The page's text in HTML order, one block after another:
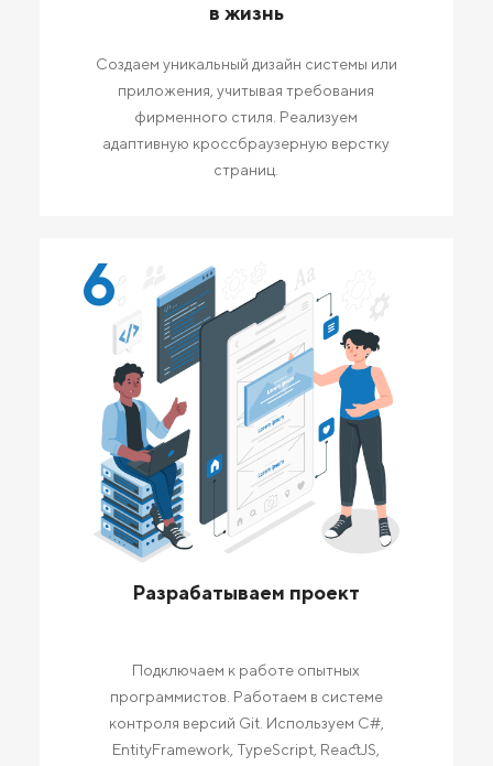
в жизнь
Создаем уникальный дизайн системы или
приложения, учитывая требования
фирменного стиля. Реализуем
адаптивную кроссбраузерную верстку
страниц.
6
Разрабатываем проект
Подключаем к работе опытных
программистов. Работаем в системе
контроля версий Git. Используем C#,
EntityFramework, TypeScript, ReactJS,